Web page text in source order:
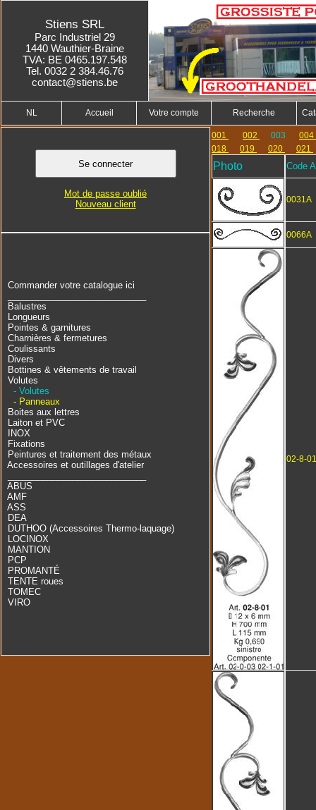
Stiens SRL
Parc Industriel 29
1440 Wauthier-Braine
TVA: BE 0465.197.548
Tel. 0032 2 384.46.76
contact@stiens.be
NL Accueil Votre compte Recherche
Commander votre catalogue ici
Balustres
Longueurs
Pointes & garnitures
Charnières & fermetures
Coulissants
Divers
Bottines & vêtements de travail
Volutes
- Volutes
- Panneaux
Boites aux lettres
Laiton et PVC
INOX
Fixations
Peintures et traitement des métaux
Accessoires et outillages d'atelier
ABUS
AMF
ASS
DEA
DUTHOO (Accessoires Thermo-laquage)
LOCINOX
MANTION
PCP
PROMANTÉ
TENTE roues
TOMEC
VIRO
Mot de passe oublié
Nouveau client
001 002 003
004
018
019 020 021
Photo Code
0031A
0066A
02-8-01